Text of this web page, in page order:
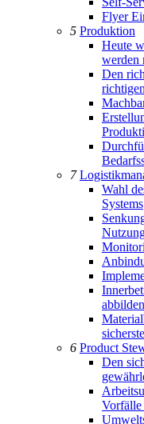
Flyer
5 Produktion
Heute
werden
Den
7
Wahl
Systems
abbilden
6 Product
Den
Vorfälle